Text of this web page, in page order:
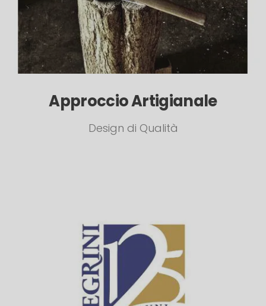
Approccio Artigianale
Design di Qualità